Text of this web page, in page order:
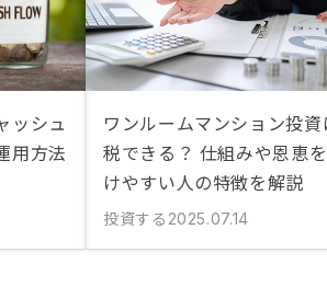
ッシュ
用方法
ワンルームマンション投資
税できる？ 仕組みや恩恵
けやすい人の特徴を解説
投資する 2025.07.14